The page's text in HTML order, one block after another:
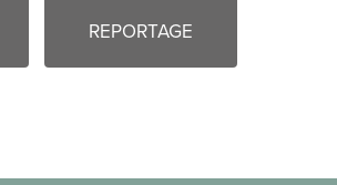
REPORTAGE